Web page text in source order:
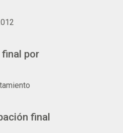
por
final